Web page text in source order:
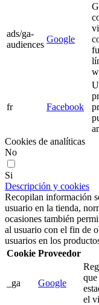
ads/ga-
audiences
Google
fr Facebook
Cookies de analíticas
No
Si
Descripción y cookies
Recopilan información
usuario en la tienda,
ocasiones también
al usuario con el fin de
usuarios en los
Cookie Proveedor
_ga Google
que
el